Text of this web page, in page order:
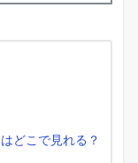
どこで見れる？